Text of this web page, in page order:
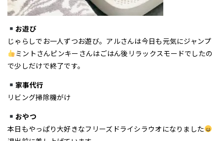
お遊び
じゃらしでお一人ずつお遊び。アルさんは今日も元気にジャンプ
ミントさんピンキーさんはごはん後リラックスモードでしたの
で少しだけで終了です。
家事代行
リビング掃除機がけ
おやつ
本日もやっぱり大好きなフリーズドライシラウオになりました